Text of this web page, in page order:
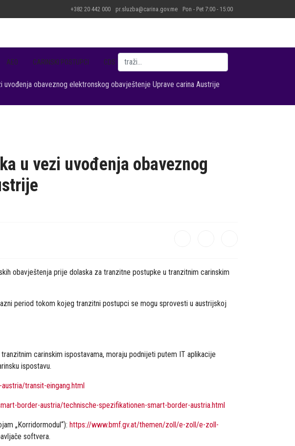
+382 20 442 000 pr.sluzba@carina.gov.me Pon - Pet 7:00 - 15:00
AEO CARINSKI POSTUPCI CDS Pretraga
obaveznog elektronskog obavještenje Uprave carina Austrije
u vezi uvođenja obaveznog
obavještenja prije dolaska za tranzitne postupke u tranzitnim carinskim
period tokom kojeg tranzitni postupci se mogu sprovesti u austrijskoj
carinskim ispostavama, moraju podnijeti putem IT aplikacije
ispostavu.
transit-eingang.html
border-austria/technische-spezifikationen-smart-border-austria.html
„Korridormodul“): https://www.bmf.gv.at/themen/zoll/e-zoll/e-zoll-
softvera.